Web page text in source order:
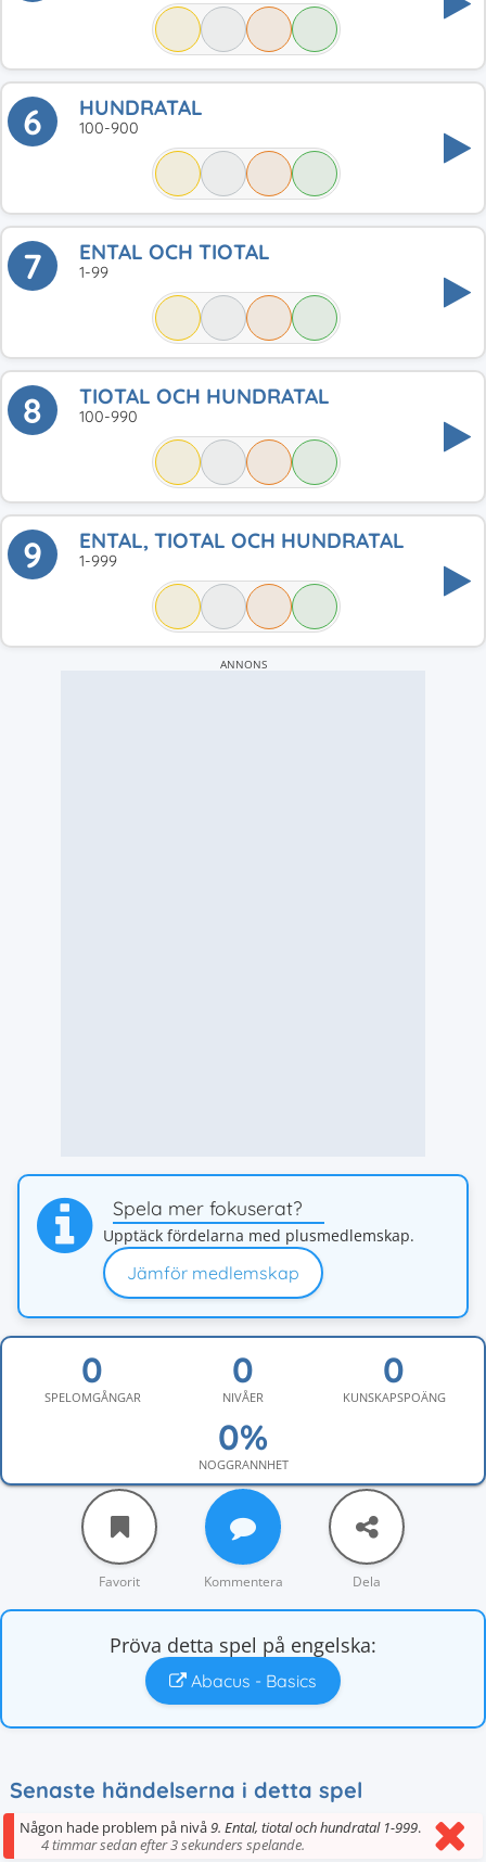
6 HUNDRATAL
100-900
7 ENTAL OCH TIOTAL
1-99
8 TIOTAL OCH HUNDRATAL
100-990
9 ENTAL, TIOTAL OCH HUNDRATAL
1-999
ANNONS
Spela mer fokuserat?
Upptäck fördelarna med plusmedlemskap.
Jämför medlemskap
SPELOMGÅNGAR NIVÅER KUNSKAPSPOÄNG
NOGGRANNHET
Favorit Kommentera Dela
Pröva detta spel på engelska:
Abacus - Basics
Senaste händelserna i detta spel
Någon hade problem på nivå9. Ental, tiotal och hundratal 1-999.
4 timmar sedan efter 3 sekunders spelande.